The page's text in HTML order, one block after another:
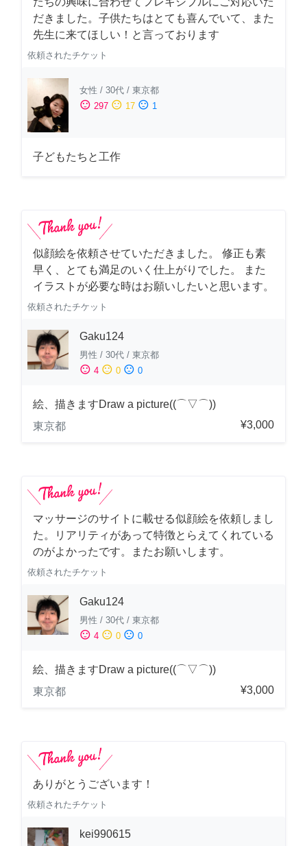
だきました。子供たちはとても喜んでいて、また
先生に来てほしい！と言っております
依頼されたチケット
女性 / 30代 / 東京都
sentiment_satisfied 297 sentiment_neutral 17 sentiment_dissatisfied 1
子どもたちと工作
似顔絵を依頼させていただきました。 修正も素
早く、とても満足のいく仕上がりでした。 また
イラストが必要な時はお願いしたいと思います。
依頼されたチケット
Gaku124
男性 / 30代 / 東京都
sentiment_satisfied 4 sentiment_neutral 0 sentiment_dissatisfied 0
絵、描きますDraw a picture((⌒▽⌒))
東京都
¥3,000
マッサージのサイトに載せる似顔絵を依頼しまし
た。リアリティがあって特徴とらえてくれている
のがよかったです。またお願いします。
依頼されたチケット
Gaku124
男性 / 30代 / 東京都
sentiment_satisfied 4 sentiment_neutral 0 sentiment_dissatisfied 0
絵、描きますDraw a picture((⌒▽⌒))
東京都
¥3,000
ありがとうございます！
依頼されたチケット
kei990615